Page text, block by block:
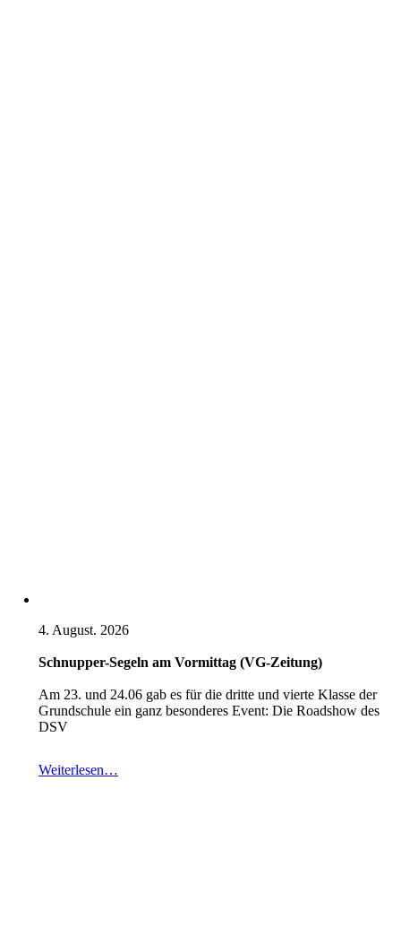
4. August. 2026
Schnupper-Segeln am Vormittag (VG-Zeitung)
Am 23. und 24.06 gab es für die dritte und vierte Klasse der
Grundschule ein ganz besonderes Event: Die Roadshow des
DSV
Weiterlesen…